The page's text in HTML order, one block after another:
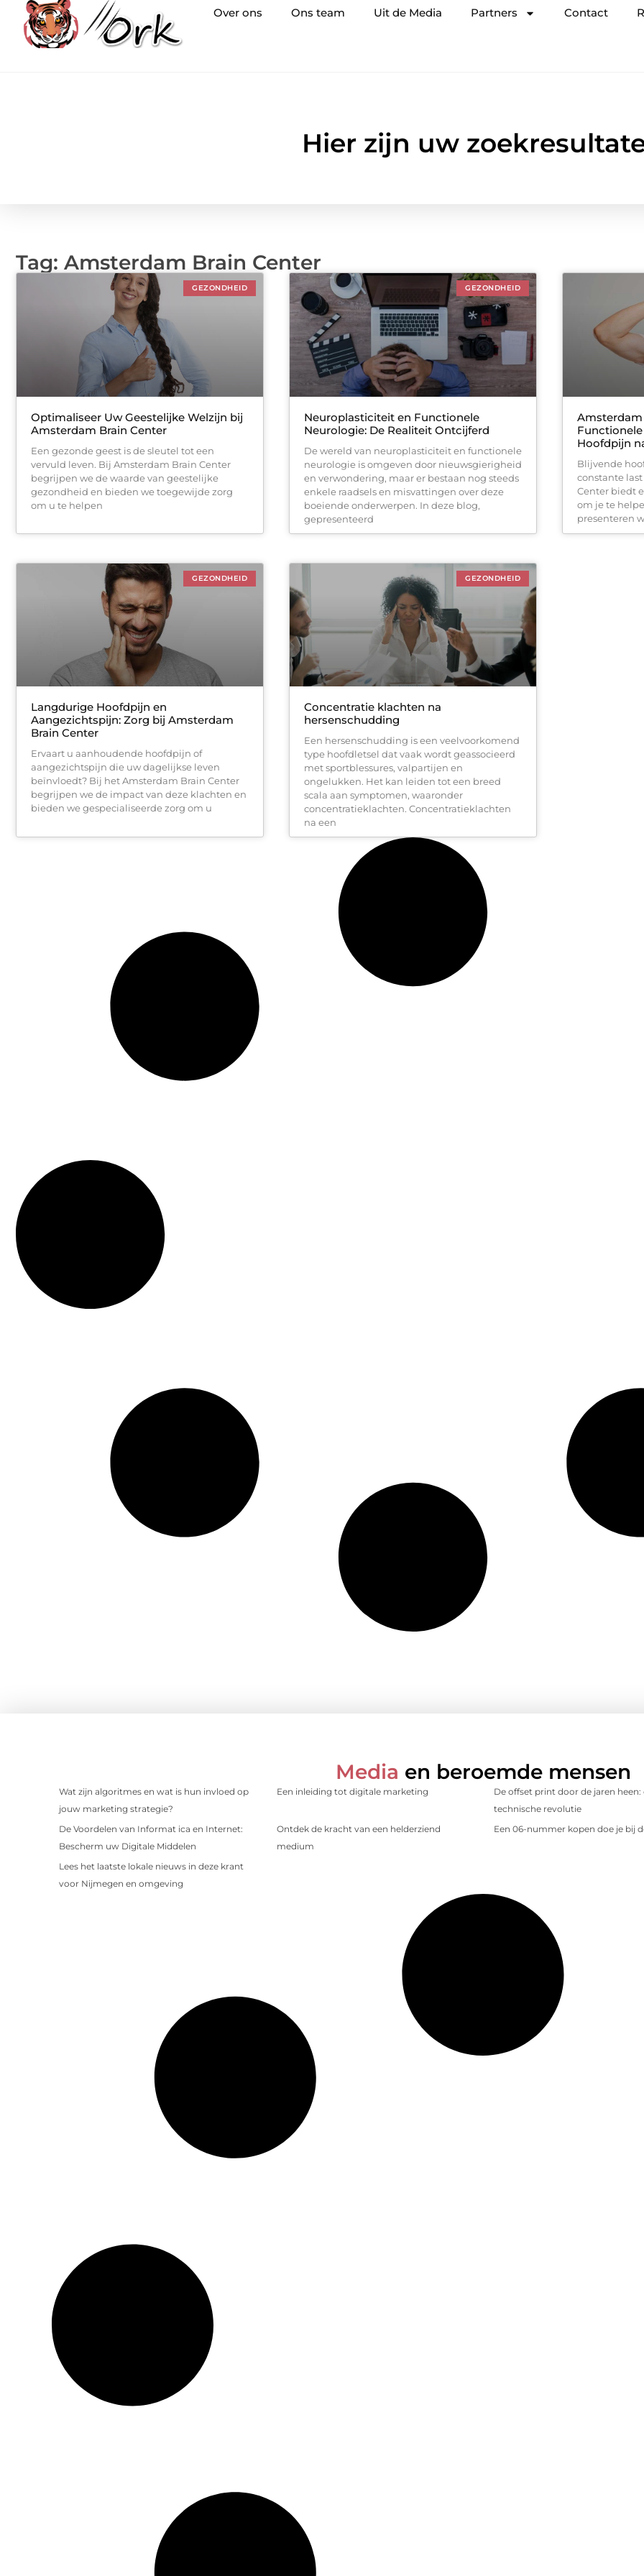
Over ons Ons team Uit de Media Partners Contact
Hier zijn uw
Tag: Amsterdam Brain Center
GEZONDHEID
Optimaliseer Uw Geestelijke Welzijn bij
Amsterdam Brain Center
Een gezonde geest is de sleutel tot een
vervuld leven. Bij Amsterdam Brain Center
begrijpen we de waarde van geestelijke
gezondheid en bieden we toegewijde zorg
om u te helpen
GEZONDHEID
Neuroplasticiteit en Functionele
Neurologie: De Realiteit Ontcijferd
De wereld van neuroplasticiteit en functionele
neurologie is omgeven door nieuwsgierigheid
en verwondering, maar er bestaan nog steeds
enkele raadsels en misvattingen over deze
boeiende onderwerpen. In deze blog,
gepresenteerd
Amsterdam
Hoofdpijn
Blijvende
constante
Center biedt
om je te
presenteren
GEZONDHEID
Langdurige Hoofdpijn en
Aangezichtspijn: Zorg bij Amsterdam
Brain Center
Ervaart u aanhoudende hoofdpijn of
aangezichtspijn die uw dagelijkse leven
beïnvloedt? Bij het Amsterdam Brain Center
begrijpen we de impact van deze klachten en
bieden we gespecialiseerde zorg om u
GEZONDHEID
Concentratie klachten na
hersenschudding
Een hersenschudding is een veelvoorkomend
type hoofdletsel dat vaak wordt geassocieerd
met sportblessures, valpartijen en
ongelukken. Het kan leiden tot een breed
scala aan symptomen, waaronder
concentratieklachten. Concentratieklachten
na een
Media en beroemde mensen
Wat zijn algoritmes en wat is hun invloed op
jouw marketing strategie?
Een inleiding tot digitale marketing
De offset print door de jaren heen:
technische revolutie
De Voordelen van Informat ica en Internet:
Bescherm uw Digitale Middelen
Ontdek de kracht van een helderziend
medium
Een 06-nummer kopen doe je bij
Lees het laatste lokale nieuws in deze krant
voor Nijmegen en omgeving